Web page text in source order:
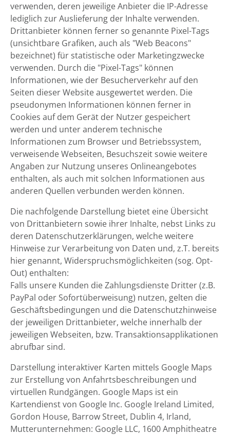
verwenden, deren jeweilige Anbieter die IP-Adresse
lediglich zur Auslieferung der Inhalte verwenden.
Drittanbieter können ferner so genannte Pixel-Tags
(unsichtbare Grafiken, auch als "Web Beacons"
bezeichnet) für statistische oder Marketingzwecke
verwenden. Durch die "Pixel-Tags" können
Informationen, wie der Besucherverkehr auf den
Seiten dieser Website ausgewertet werden. Die
pseudonymen Informationen können ferner in
Cookies auf dem Gerät der Nutzer gespeichert
werden und unter anderem technische
Informationen zum Browser und Betriebssystem,
verweisende Webseiten, Besuchszeit sowie weitere
Angaben zur Nutzung unseres Onlineangebotes
enthalten, als auch mit solchen Informationen aus
anderen Quellen verbunden werden können.
Die nachfolgende Darstellung bietet eine Übersicht
von Drittanbietern sowie ihrer Inhalte, nebst Links zu
deren Datenschutzerklärungen, welche weitere
Hinweise zur Verarbeitung von Daten und, z.T. bereits
hier genannt, Widerspruchsmöglichkeiten (sog. Opt-
Out) enthalten:
Falls unsere Kunden die Zahlungsdienste Dritter (z.B.
PayPal oder Sofortüberweisung) nutzen, gelten die
Geschäftsbedingungen und die Datenschutzhinweise
der jeweiligen Drittanbieter, welche innerhalb der
jeweiligen Webseiten, bzw. Transaktionsapplikationen
abrufbar sind.
Darstellung interaktiver Karten mittels Google Maps
zur Erstellung von Anfahrtsbeschreibungen und
virtuellen Rundgängen. Google Maps ist ein
Kartendienst von Google Inc. Google Ireland Limited,
Gordon House, Barrow Street, Dublin 4, Irland,
Mutterunternehmen: Google LLC, 1600 Amphitheatre